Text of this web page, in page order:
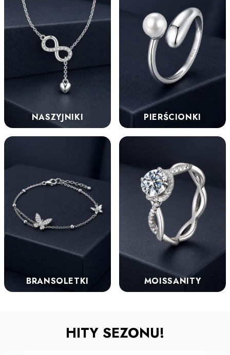
NASZYJNIKI PIERŚCIONKI
BRANSOLETKI MOISSANITY
HITY SEZONU!